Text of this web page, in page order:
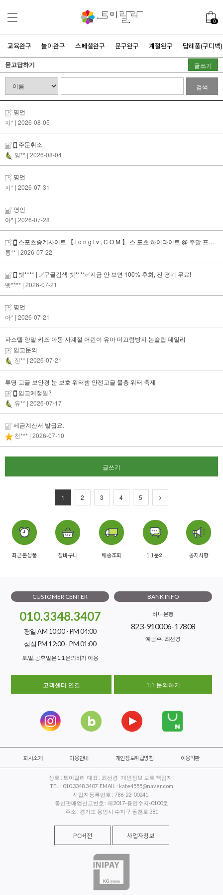
0
교육완구 놀이완구 스페셜완구 문구완구 계절완구 답례품(구디백)
묻고답하기 글쓰기
검색
명언
지* | 2026-08-05
주문취소
양** | 2026-08-04
명언
지* | 2026-07-31
명언
아* | 2026-07-28
스포츠중계사이트 【 t o n g t v , C O M 】 스 포츠 하이라이트 @ 주말 프로야구 @ 중계티비
통** | 2026-07-22
벳**** | ✅구글검색 벳****✅지금 안 보면 100% 후회, 전 경기 무료!
벳**** | 2026-07-21
명언
아* | 2026-07-21
파스텔 양말 키즈 아동 사계절 어린이 유아 미끄럼방지 논슬립 데일리
입고문의
장** | 2026-07-21
투명 고글 보안경 눈 보호 워터밤 안전고글 물총 워터 축제
입고예정일?
유** | 2026-07-17
세금계산서 발급요.
천*** | 2026-07-10
글쓰기
1 2 3 4 5
최근본상품 장바구니 배송조회 1:1문의 공지사항
CUSTOMER CENTER
010.3348.3407
평일 AM 10:00 - PM 04:00
점심 PM 12:00 - PM 01:00
토,일, 공휴일은 1:1 문의하기 이용
BANK INFO
하나은행
823-910006-17808
예금주 : 최선경
고객센터 연결 1:1 문의하기
회사소개 이용안내 개인정보취급방침 이용약관
상호 : 토이랄라 대표 : 최선경 개인정보 보호 책임자 :
TEL : 010.3348.3407 EMAIL : kate4555@naver.com
사업자등록번호 : 786-22-00241
통신판매업신고번호 : 제2017-용인수지-0100호
주소 : 경기도 용인시 수지구 동천로 381
PC버전 사업자정보